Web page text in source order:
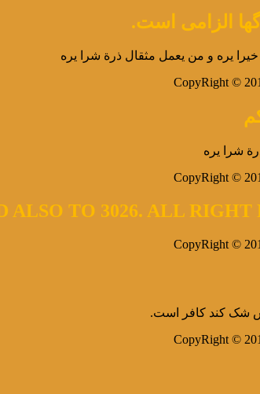
الزامی است.
خیرا یره و من یعمل مثقال ذرة شرا یره
CopyRight ©
شرا یره
CopyRight ©
ALSO TO 3026. ALL
CopyRight ©
شک کند کافر است.
CopyRight ©